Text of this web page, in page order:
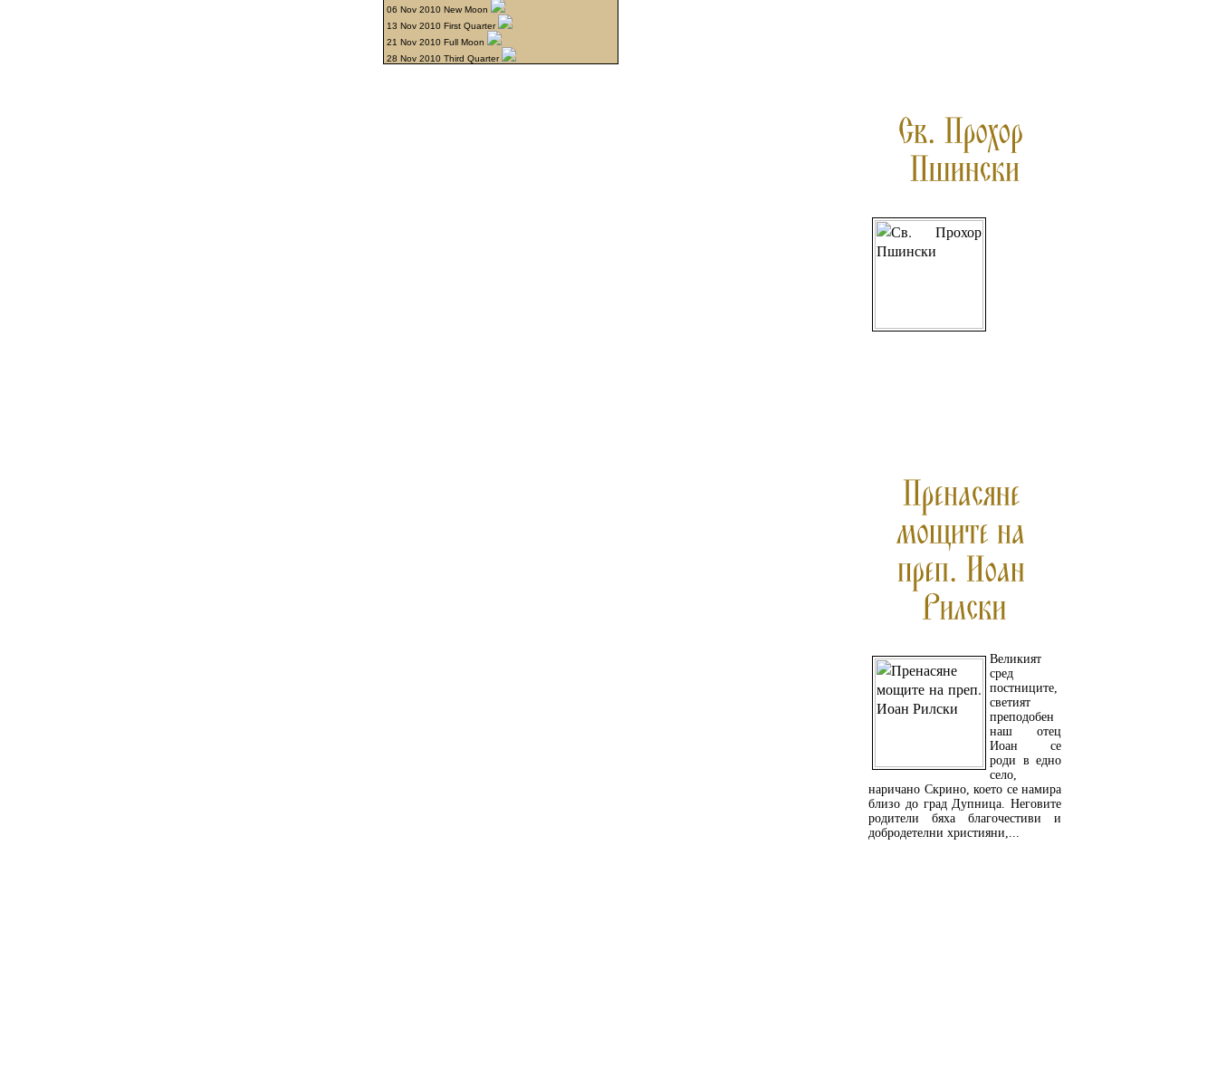
Великият
сред
постниците,
светият
преподобен
наш отец
Иоан се
роди в едно
село,
наричано Скрино, което се намира
близо до град Дупница. Неговите
родители бяха благочестиви и
добродетелни християни,...
06 Nov 2010 New Moon
13 Nov 2010 First Quarter
21 Nov 2010 Full Moon
28 Nov 2010 Third Quarter